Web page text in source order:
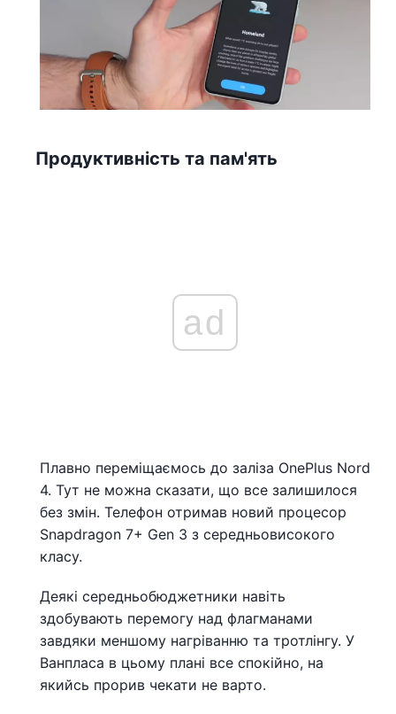
Продуктивність та пам'ять
ad
Плавно переміщаємось до заліза OnePlus Nord
4. Тут не можна сказати, що все залишилося
без змін. Телефон отримав новий процесор
Snapdragon 7+ Gen 3 з середньовисокого
класу.
Деякі середньобюджетники навіть
здобувають перемогу над флагманами
завдяки меншому нагріванню та тротлінгу. У
Ванпласа в цьому плані все спокійно, на
якийсь прорив чекати не варто.